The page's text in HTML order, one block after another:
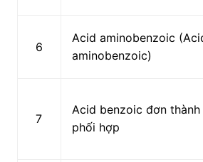
6
Acid aminobenzoic
aminobenzoic)
7
Acid benzoic đơn thành
phối hợp